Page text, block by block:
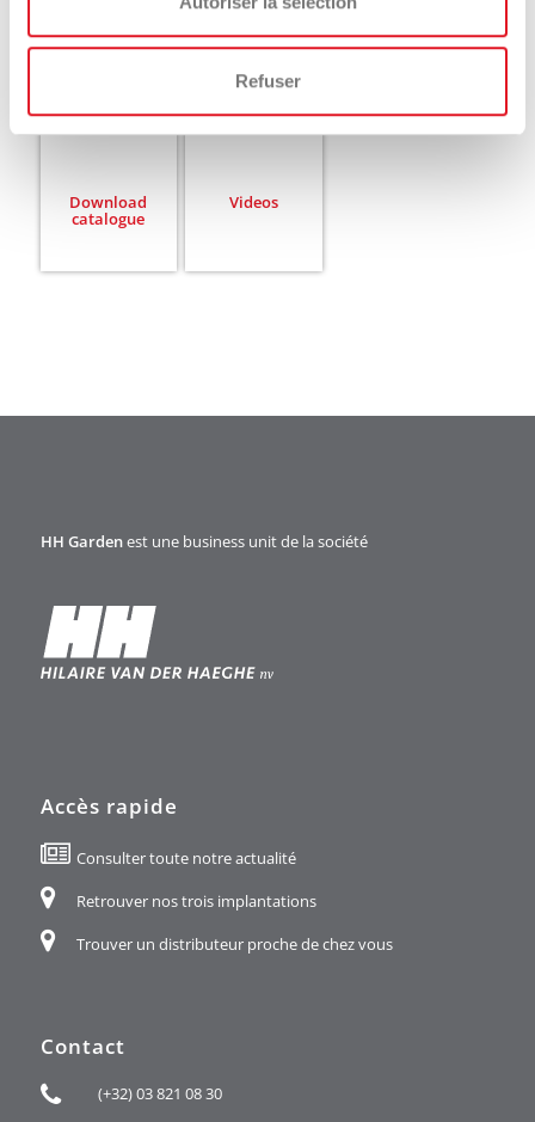
Refuser
Download
catalogue
Videos
HH Gardenest une business unit de la société
Accès rapide
Consulter toute notre actualité
Retrouver nos trois implantations
Trouver un distributeur proche de chez vous
Contact
(+32) 03 821 08 30